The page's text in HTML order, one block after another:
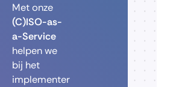
Met onze
(C)ISO-as-
a-Service
helpen we
bij het
implementer